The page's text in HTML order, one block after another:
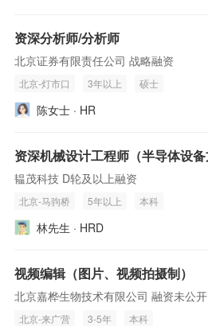
资深分析师/分析师
北京证券有限责任公司 战略融资
北京-灯市口 3年以上 硕士
陈女士 · HR
韫茂科技 D轮及以上融资
北京-马驹桥 5年以上 本科
林先生 · HRD
视频编辑（图片、视频拍摄制）
北京嘉桦生物技术有限公司 融资未公开
北京-来广营 3-5年 本科